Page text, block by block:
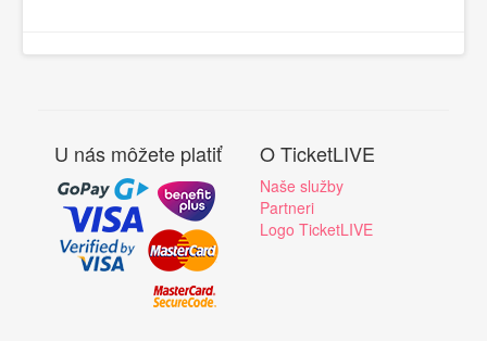
U nás môžete platiť O TicketLIVE
Naše služby
Partneri
Logo TicketLIVE